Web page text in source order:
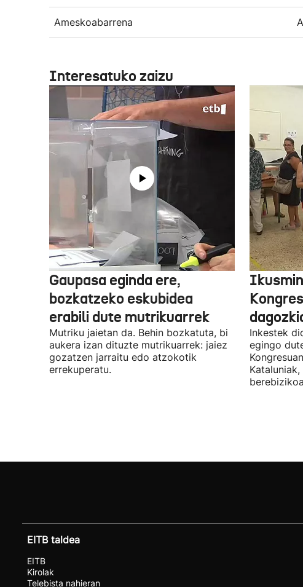
Ameskoabarrena
Interesatuko zaizu
Gaupasa eginda ere,
bozkatzeko eskubidea
erabili dute mutrikuarrek
Mutriku jaietan da. Behin bozkatuta, bi
aukera izan dituzte mutrikuarrek: jaiez
gozatzen jarraitu edo atzokotik
errekuperatu.
Inkestek
egingo
EITB taldea
EITB
Kirolak
Telebista nahieran